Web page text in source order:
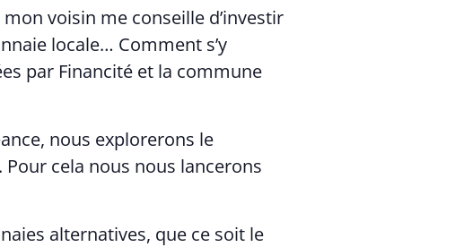
voisin me conseille d’investir
locale… Comment s’y
par Financité et la commune
nous explorerons le
cela nous nous lancerons
alternatives, que ce soit le